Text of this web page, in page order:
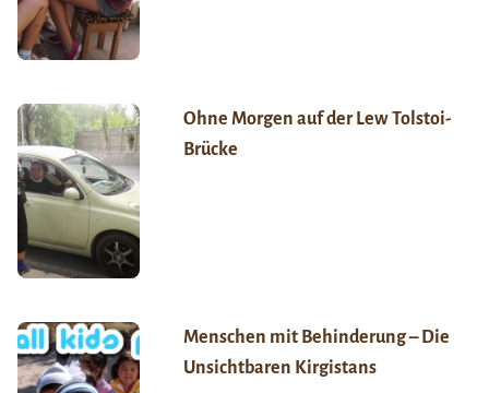
Ohne Morgen auf der Lew Tolstoi-
Brücke
Menschen mit Behinderung – Die
Unsichtbaren Kirgistans